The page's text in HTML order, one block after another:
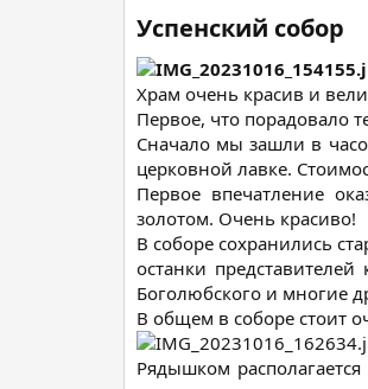
Успенский собор
Храм очень красив и
Первое, что порадовало
Сначало мы зашли в
церковной лавке.
Первое впечатление
золотом. Очень красиво!
В соборе сохранились
останки
Боголюбского и многие
В общем в соборе стоит
Рядышком